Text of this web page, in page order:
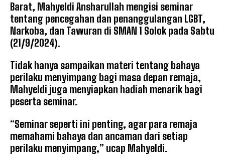
Barat, Mahyeldi Ansharullah mengisi seminar
tentang pencegahan dan penanggulangan LGBT,
Narkoba, dan Tawuran di SMAN 1 Solok pada Sabtu
(21/9/2024).
Tidak hanya sampaikan materi tentang bahaya
perilaku menyimpang bagi masa depan remaja,
Mahyeldi juga menyiapkan hadiah menarik bagi
peserta seminar.
“Seminar seperti ini penting, agar para remaja
memahami bahaya dan ancaman dari setiap
perilaku menyimpang,” ucap Mahyeldi.